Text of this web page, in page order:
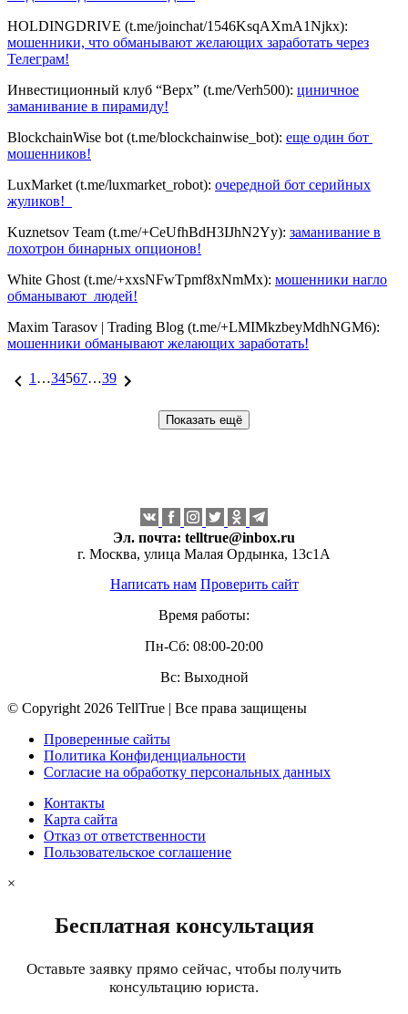
HOLDINGDRIVE (t.me/joinchat/1546KsqAXmA1Njkx):
мошенники, что обманывают желающих заработать через
Телеграм!
Инвестиционный клуб “Верх” (t.me/Verh500): циничное
заманивание в пирамиду!
BlockchainWise bot (t.me/blockchainwise_bot): еще один бот
мошенников!
LuxMarket (t.me/luxmarket_robot): очередной бот серийных
жуликов!
Kuznetsov Team (t.me/+CeUfhBdH3IJhN2Yy): заманивание в
лохотрон бинарных опционов!
White Ghost (t.me/+xxsNFwTpmf8xNmMx): мошенники нагло
обманывают людей!
Maxim Tarasov | Trading Blog (t.me/+LMIMkzbeyMdhNGM6):
мошенники обманывают желающих заработать!
1 …34567…39
Показать ещё
Эл. почта: telltrue@inbox.ru
г. Москва, улица Малая Ордынка, 13с1А
Написать нам Проверить сайт
Время работы:
Пн-Сб: 08:00-20:00
Вс: Выходной
© Copyright 2026 TellTrue | Все права защищены
Проверенные сайты
Политика Конфиденциальности
Согласие на обработку персональных данных
Контакты
Карта сайта
Отказ от ответственности
Пользовательское соглашение
×
Бесплатная консультация
Оставьте заявку прямо сейчас, чтобы получить
консультацию юриста.